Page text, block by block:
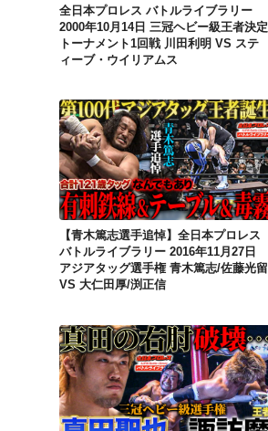
全日本プロレス バトルライブラリー
2000年10月14日 三冠ヘビー級王者決定
トーナメント1回戦 川田利明 VS ステ
ィーブ・ウイリアムス
【青木篤志選手追悼】全日本プロレス バトルライブラリー 2016年11月27日 アジアタッグ選手権 青木篤志/佐藤光留 VS 大仁田厚/渕正信
【青木篤志選手追悼】全日本プロレス
バトルライブラリー 2016年11月27日
アジアタッグ選手権 青木篤志/佐藤光留
VS 大仁田厚/渕正信
全日本プロレス バトルライブラリー 2011年7月31日 三冠ヘビー級選手権 諏訪魔 VS 真田聖也